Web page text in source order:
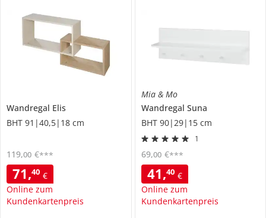
Wandregal Elis
BHT 91|40,5|18 cm
71,40 €
Online zum
Kundenkartenpreis
119,00 €***
Mia & Mo
Wandregal Suna
BHT 90|29|15 cm
1
41,40 €
Online zum
Kundenkartenpreis
69,00 €***